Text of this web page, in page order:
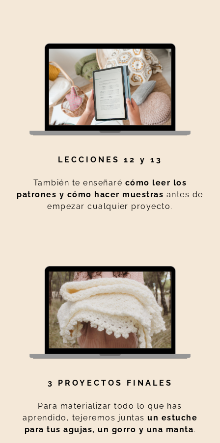
LECCIONES 12 y 13
También te enseñaré cómo leer los
patrones y cómo hacer muestras antes de
empezar cualquier proyecto.
3 PROYECTOS FINALES
Para materializar todo lo que has
aprendido, tejeremos juntas un estuche
para tus agujas, un gorro y una manta.